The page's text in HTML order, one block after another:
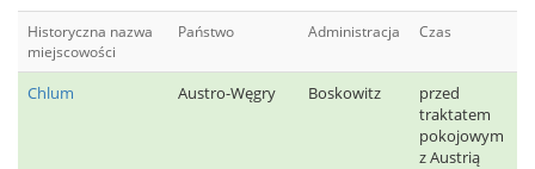
Historyczna nazwa
miejscowości
Państwo Administracja Czas
Chlum Austro-Węgry Boskowitz
przed
traktatem
pokojowym
z Austrią